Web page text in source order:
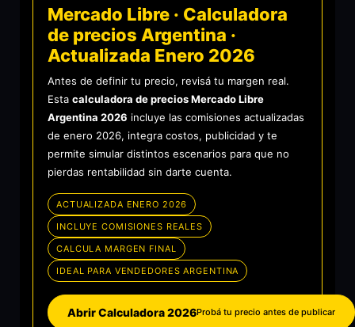
Mercado Libre · Calculadora
de precios Argentina ·
Actualizada Enero 2026
Antes de definir tu precio, revisá tu margen real.
Esta calculadora de precios Mercado Libre
Argentina 2026 incluye las comisiones actualizadas
de enero 2026, integra costos, publicidad y te
permite simular distintos escenarios para que no
pierdas rentabilidad sin darte cuenta.
ACTUALIZADA ENERO 2026
INCLUYE COMISIONES REALES
CALCULA MARGEN FINAL
IDEAL PARA VENDEDORES ARGENTINA
Abrir Calculadora 2026Probá tu precio antes de publicar